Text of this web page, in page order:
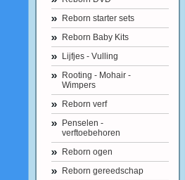
Reborn starter sets
Reborn Baby Kits
Lijfjes - Vulling
Rooting - Mohair -
Wimpers
Reborn verf
Penselen -
verftoebehoren
Reborn ogen
Reborn gereedschap